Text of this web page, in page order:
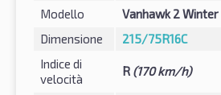
Modello
Vanhawk 2 Winter
Dimensione
215/75R16C
Indice di
velocità
R (170 km/h)